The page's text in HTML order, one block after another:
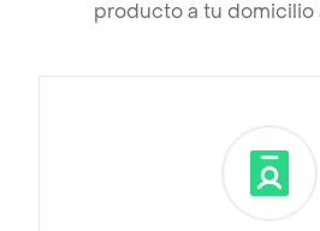
producto a tu domicilio